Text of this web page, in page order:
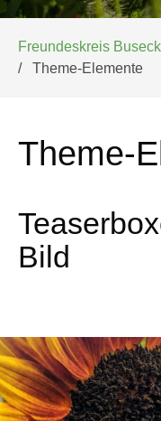
Freundeskreis
Theme-Elemente
Theme-
Bild